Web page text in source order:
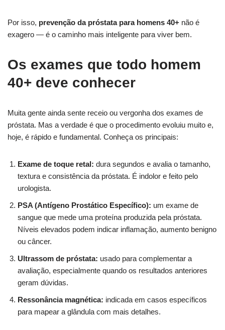
Por isso, prevenção da próstata para homens 40+ não é
exagero — é o caminho mais inteligente para viver bem.
Os exames que todo homem
40+ deve conhecer
Muita gente ainda sente receio ou vergonha dos exames de
próstata. Mas a verdade é que o procedimento evoluiu muito e,
hoje, é rápido e fundamental. Conheça os principais:
Exame de toque retal: dura segundos e avalia o tamanho,
textura e consistência da próstata. É indolor e feito pelo
urologista.
PSA (Antígeno Prostático Específico): um exame de
sangue que mede uma proteína produzida pela próstata.
Níveis elevados podem indicar inflamação, aumento benigno
ou câncer.
Ultrassom de próstata: usado para complementar a
avaliação, especialmente quando os resultados anteriores
geram dúvidas.
Ressonância magnética: indicada em casos específicos
para mapear a glândula com mais detalhes.